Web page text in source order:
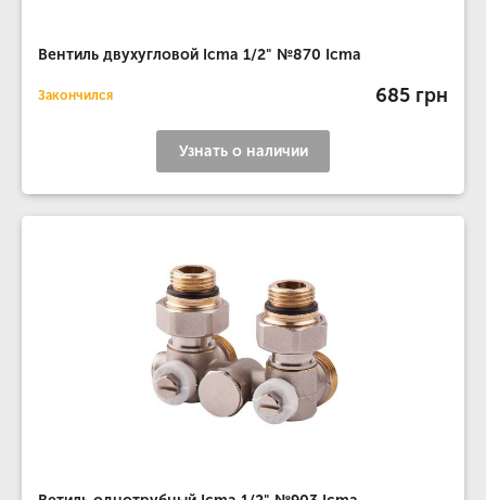
Вентиль двухугловой Icma 1/2" №870 Icma
Закончился 685 грн
Узнать о наличии